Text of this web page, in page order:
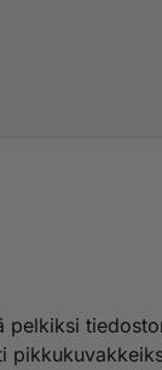
pelkiksi